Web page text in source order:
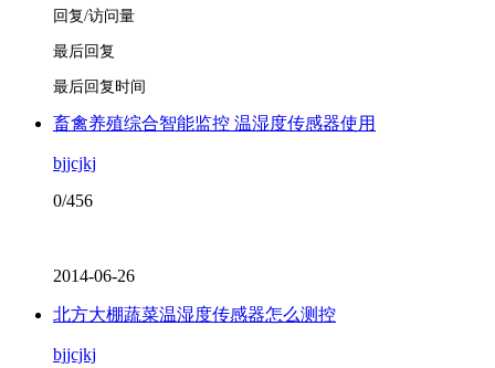
回复/访问量
最后回复
最后回复时间
畜禽养殖综合智能监控 温湿度传感器使用
bjjcjkj
0/456
2014-06-26
北方大棚蔬菜温湿度传感器怎么测控
bjjcjkj